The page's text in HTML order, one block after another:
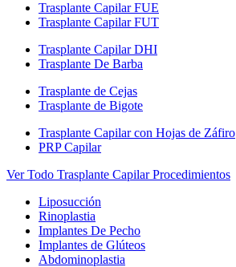
Trasplante Capilar FUE
Trasplante Capilar FUT
Trasplante Capilar DHI
Trasplante De Barba
Trasplante de Cejas
Trasplante de Bigote
Trasplante Capilar con Hojas de Záfiro
PRP Capilar
Ver Todo Trasplante Capilar Procedimientos
Liposucción
Rinoplastia
Implantes De Pecho
Implantes de Glúteos
Abdominoplastia